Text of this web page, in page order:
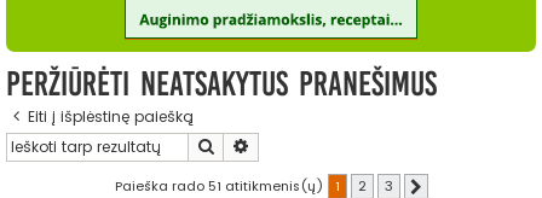
Peržiūrėti neatsakytus pranešimus
Eiti į išplėstinę paiešką
Ieškoti
Paieška rado 51 atitikmenis(ų) 1 2 3